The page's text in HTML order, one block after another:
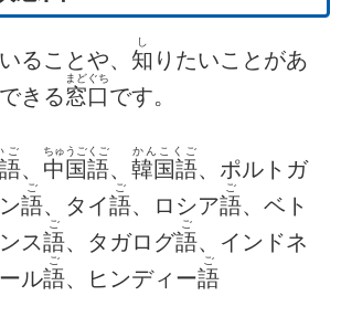
ることや、 知
し
りたいことがあ
できる窓口
まどぐち
です。
ご
、 中国語
ちゅうごくご
、 韓国語
かんこくご
、ポルトガ
語
ご
、タイ語
ご
、ロシア語
ご
、ベト
ス語
ご
、タガログ語
ご
、インドネ
ル語
ご
、ヒンディー語
ご